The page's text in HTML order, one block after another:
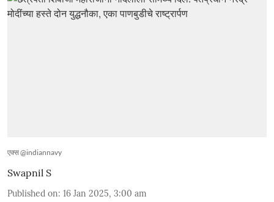
एक्स @indiannavy
Swapnil S
Published on: 16 Jan 2025, 3:00 am